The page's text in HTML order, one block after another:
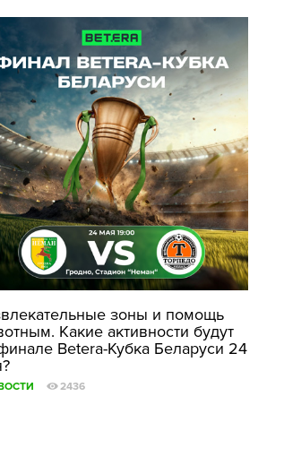
зоны и помощь
Какие активности будут
Betera-Кубка Беларуси 24
2436